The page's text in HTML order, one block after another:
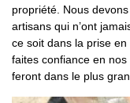
propriété. Nous
artisans qui n’ont
ce soit dans la prise en
faites confiance en
feront dans le plus